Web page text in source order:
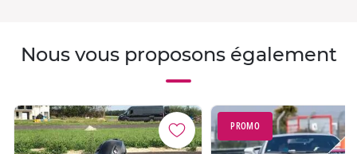
Nous vous proposons également
PROMO